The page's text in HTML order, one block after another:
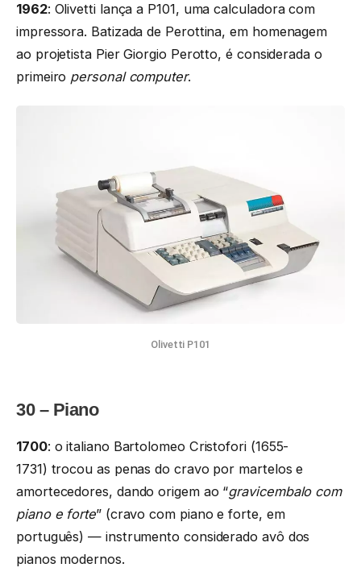
1962: Olivetti lança a P101, uma calculadora com
impressora. Batizada de Perottina, em homenagem
ao projetista Pier Giorgio Perotto, é considerada o
primeiro personal computer.
Olivetti P101
30 – Piano
1700: o italiano Bartolomeo Cristofori (1655-
1731) trocou as penas do cravo por martelos e
amortecedores, dando origem ao “gravicembalo com
piano e forte” (cravo com piano e forte, em
português) — instrumento considerado avô dos
pianos modernos.